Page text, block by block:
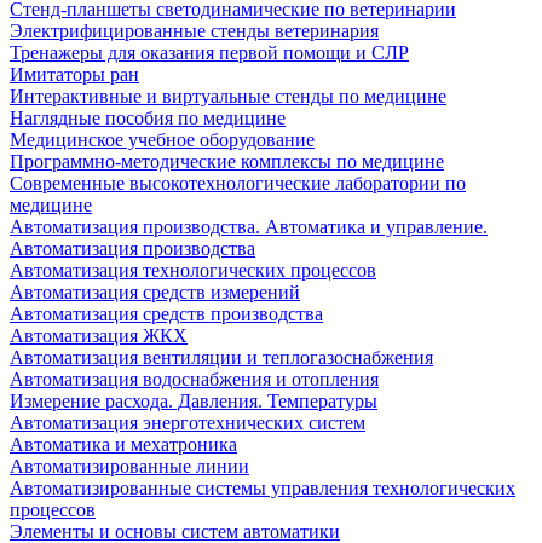
Стенд-планшеты светодинамические по ветеринарии
Электрифицированные стенды ветеринария
Тренажеры для оказания первой помощи и СЛР
Имитаторы ран
Интерактивные и виртуальные стенды по медицине
Наглядные пособия по медицине
Медицинское учебное оборудование
Программно-методические комплексы по медицине
Современные высокотехнологические лаборатории по
медицине
Автоматизация производства. Автоматика и управление.
Автоматизация производства
Автоматизация технологических процессов
Автоматизация средств измерений
Автоматизация средств производства
Автоматизация ЖКХ
Автоматизация вентиляции и теплогазоснабжения
Автоматизация водоснабжения и отопления
Измерение расхода. Давления. Температуры
Автоматизация энерготехнических систем
Автоматика и мехатроника
Автоматизированные линии
Автоматизированные системы управления технологических
процессов
Элементы и основы систем автоматики